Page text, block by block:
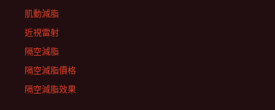
肌動減脂
近視雷射
隔空減脂
隔空減脂價格
隔空減脂效果